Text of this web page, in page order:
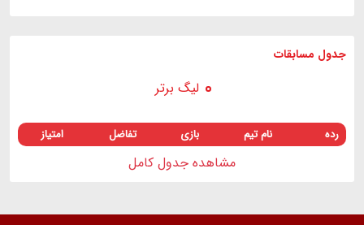
جدول مسابقات
لیگ برتر
رده نام تیم بازی تفاضل امتیاز
مشاهده جدول کامل